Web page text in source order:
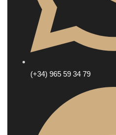
(+34) 965 59 34 79